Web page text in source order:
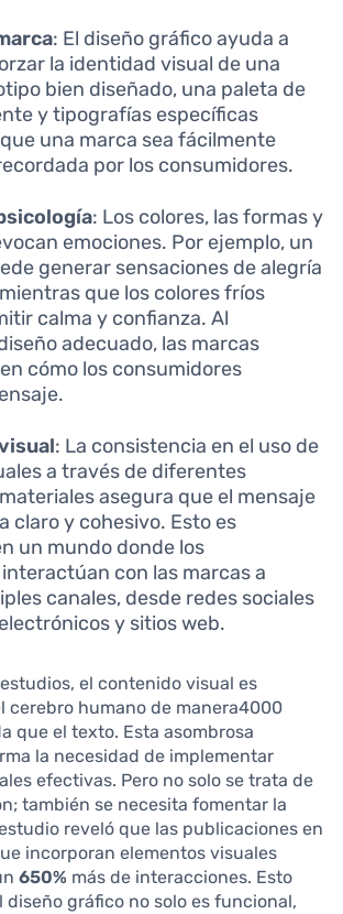
: El diseño gráfico ayuda a
la identidad visual de una
bien diseñado, una paleta de
y tipografías específicas
una marca sea fácilmente
por los consumidores.
: Los colores, las formas y
emociones. Por ejemplo, un
generar sensaciones de alegría
que los colores fríos
calma y confianza. Al
adecuado, las marcas
cómo los consumidores
: La consistencia en el uso de
a través de diferentes
asegura que el mensaje
claro y cohesivo. Esto es
un mundo donde los
con las marcas a
canales, desde redes sociales
y sitios web.
el contenido visual es
cerebro humano de manera4000
que el texto. Esta asombrosa
la necesidad de implementar
efectivas. Pero no solo se trata de
también se necesita fomentar la
reveló que las publicaciones en
incorporan elementos visuales
650% más de interacciones. Esto
diseño gráfico no solo es funcional,